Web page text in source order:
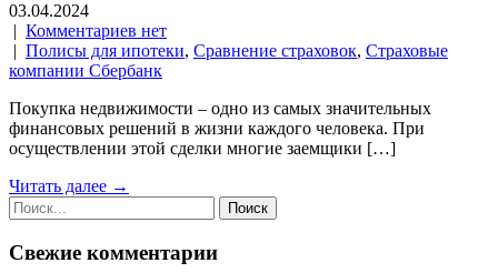
03.04.2024
| Комментариев нет
| Полисы для ипотеки, Сравнение страховок, Страховые
компании Сбербанк
Покупка недвижимости – одно из самых значительных
финансовых решений в жизни каждого человека. При
осуществлении этой сделки многие заемщики […]
Читать далее →
Свежие комментарии